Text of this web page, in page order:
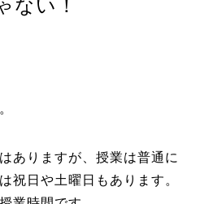
ない！
ありますが、授業は普通に
祝日や土曜日もあります。